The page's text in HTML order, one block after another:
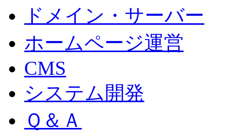
ドメイン・サーバー
ホームページ運営
CMS
システム開発
Ｑ＆Ａ